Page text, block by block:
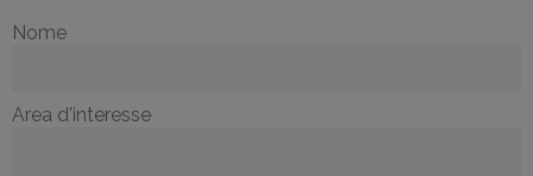
Nome
Area d'interesse